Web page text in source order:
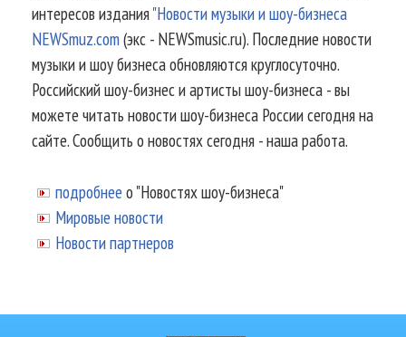
интересов издания"Новости музыки и шоу-бизнеса
NEWSmuz.com(экс - NEWSmusic.ru). Последние новости
музыки и шоу бизнеса обновляются круглосуточно.
Российский шоу-бизнес и артисты шоу-бизнеса - вы
можете читать новости шоу-бизнеса России сегодня на
сайте. Сообщить о новостях сегодня - наша работа.
подробнее о "Новостях шоу-бизнеса"
Мировые новости
Новости партнеров